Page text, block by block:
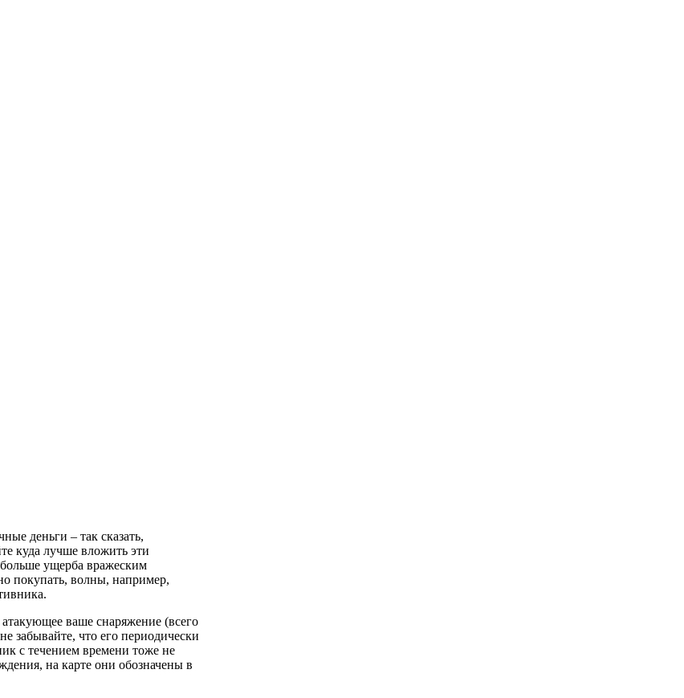
деньги – так сказать,
куда лучше вложить эти
ущерба вражеским
покупать, волны, например,
ваше снаряжение (всего
забывайте, что его периодически
с течением времени тоже не
на карте они обозначены в